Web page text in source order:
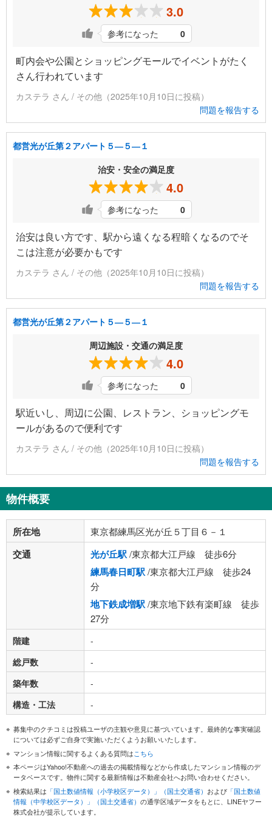
3.0
参考になった 0
町内会や公園とショッピングモールでイベントがたく
さん行われています
カステラ さん / その他（2025年10月10日に投稿）
問題を報告する
都営光が丘第２アパート５―５―１
治安・安全の満足度
4.0
参考になった 0
治安は良い方です、駅から遠くなる程暗くなるのでそ
こは注意が必要かもです
カステラ さん / その他（2025年10月10日に投稿）
問題を報告する
都営光が丘第２アパート５―５―１
周辺施設・交通の満足度
4.0
参考になった 0
駅近いし、周辺に公園、レストラン、ショッピングモ
ールがあるので便利です
カステラ さん / その他（2025年10月10日に投稿）
問題を報告する
物件概要
所在地 東京都練馬区光が丘５丁目６－１
交通 光が丘駅/東京都大江戸線 徒歩6分
練馬春日町駅/東京都大江戸線 徒歩24
分
地下鉄成増駅/東京地下鉄有楽町線 徒歩
27分
階建
-
総戸数
-
築年数
-
構造・工法
-
募集中のクチコミは投稿ユーザの主観や意見に基づいています。最終的な事実確認
については必ずご自身で実施いただくようお願いいたします。
マンション情報に関するよくある質問はこちら
本ページはYahoo!不動産への過去の掲載情報などから作成したマンション情報のデ
ータベースです。物件に関する最新情報は不動産会社へお問い合わせください。
検索結果は 「国土数値情報（小学校区データ）」（国土交通省） および 「国土数値
情報（中学校区データ）」（国土交通省） の通学区域データをもとに、LINEヤフー
株式会社が提示しています。